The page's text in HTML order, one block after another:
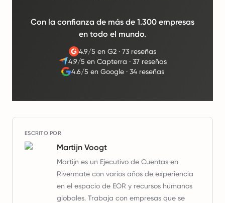
Con la confianza de más de 1.300 empresas
en todo el mundo.
4.9/5 en G2 ·73 reseñas
4.9/5 en Capterra ·37 reseñas
4.6/5 en Google· 34 reseñas
ESCRITO POR
Martijn Voogt
Martijn es un Ejecutivo de Cuentas en
Rivermate con varios años de experiencia
en el espacio de EOR y recursos humanos
globales. Trabaja con empresas que se